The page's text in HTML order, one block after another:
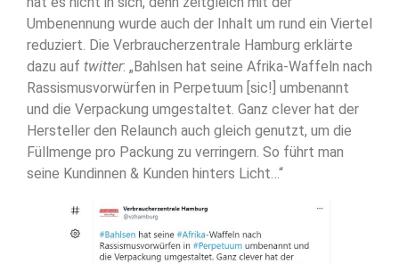
Umbenennung wurde auch der Inhalt um rund ein Viertel
reduziert. Die Verbraucherzentrale Hamburg erklärte
dazu auf twitter: „Bahlsen hat seine Afrika-Waffeln nach
Rassismusvorwürfen in Perpetuum [sic!] umbenannt
und die Verpackung umgestaltet. Ganz clever hat der
Hersteller den Relaunch auch gleich genutzt, um die
Füllmenge pro Packung zu verringern. So führt man
seine Kundinnen & Kunden hinters Licht…“